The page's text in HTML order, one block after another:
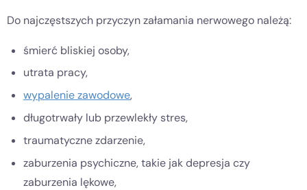
Do najczęstszych przyczyn załamania nerwowego należą:
śmierć bliskiej osoby,
utrata pracy,
wypalenie zawodowe,
długotrwały lub przewlekły stres,
traumatyczne zdarzenie,
zaburzenia psychiczne, takie jak depresja czy
zaburzenia lękowe,